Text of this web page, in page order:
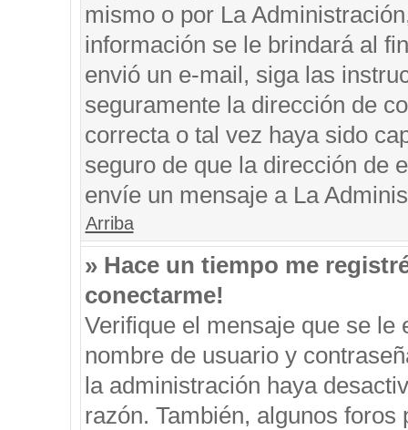
mismo o por La
información se le brindará al
envió un e-mail, siga las
seguramente la dirección de
correcta o tal vez haya sido
seguro de que la dirección de
envíe un mensaje a La
Arriba
» Hace un tiempo me
conectarme!
Verifique el mensaje que se
nombre de usuario y
la administración haya
razón. También, algunos